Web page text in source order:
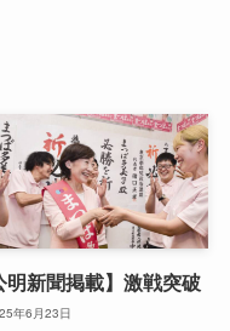
明新聞掲載】激戦突破
年6月23日